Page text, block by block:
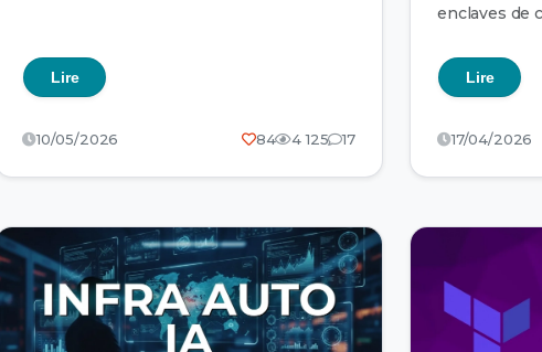
Lire
10/05/2026 84 4 125 17
enclaves de
Lire
17/04/2026